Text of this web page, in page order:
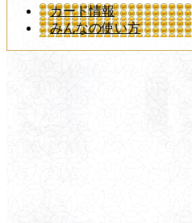
カード情報
みんなの使い方